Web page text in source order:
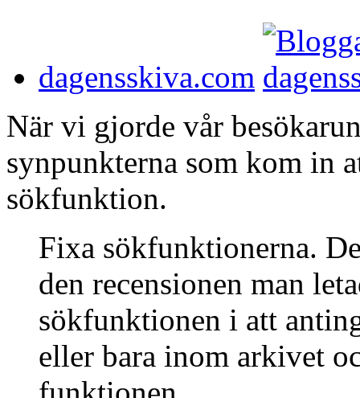
dagensskiva.com
När vi gjorde vår
synpunkterna som kom in
sökfunktion.
Fixa sökfunktionerna.
den recensionen man
sökfunktionen i att
eller bara inom arkivet